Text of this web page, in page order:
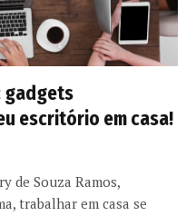
gadgets
escritório em casa!
de Souza Ramos,
trabalhar em casa se